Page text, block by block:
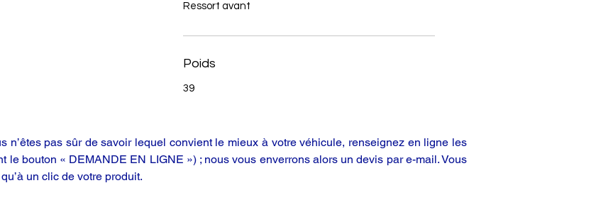
Ressort avant
Poids
39
n’êtes pas sûr de savoir lequel convient le mieux à votre véhicule, renseignez en ligne les
le bouton « DEMANDE EN LIGNE ») ; nous vous enverrons alors un devis par e-mail. Vous
un clic de votre produit.